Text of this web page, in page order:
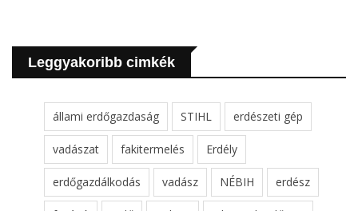
Leggyakoribb cimkék
állami erdőgazdaság STIHL erdészeti gép
vadászat fakitermelés Erdély
erdőgazdálkodás vadász NÉBIH erdész